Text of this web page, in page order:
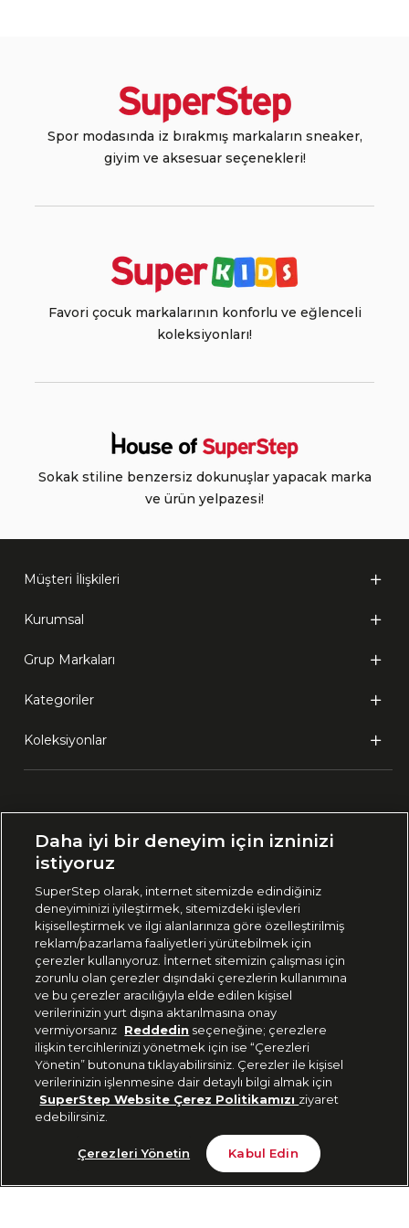
Tükendi
Spor modasında iz bırakmış markaların sneaker,
giyim ve aksesuar seçenekleri!
Favori çocuk markalarının konforlu ve eğlenceli
koleksiyonları!
Sokak stiline benzersiz dokunuşlar yapacak marka
ve ürün yelpazesi!
Müşteri İlişkileri
Kurumsal
Grup Markaları
Kategoriler
Koleksiyonlar
🇹🇷 Türkiye
444 37 36
Uygulamadan Takip Edin
Bizi Takip Edin
Daha iyi bir deneyim için izninizi
istiyoruz
SuperStep olarak, internet sitemizde edindiğiniz
deneyiminizi iyileştirmek, sitemizdeki işlevleri
kişiselleştirmek ve ilgi alanlarınıza göre özelleştirilmiş
reklam/pazarlama faaliyetleri yürütebilmek için
çerezler kullanıyoruz. İnternet sitemizin çalışması için
zorunlu olan çerezler dışındaki çerezlerin kullanımına
ve bu çerezler aracılığıyla elde edilen kişisel
verilerinizin yurt dışına aktarılmasına onay
vermiyorsanız Reddedin seçeneğine; çerezlere
ilişkin tercihlerinizi yönetmek için ise “Çerezleri
Yönetin” butonuna tıklayabilirsiniz. Çerezler ile kişisel
verilerinizin işlenmesine dair detaylı bilgi almak için
SuperStep Website Çerez Politikamızı ziyaret
edebilirsiniz.
Çerezleri Yönetin Kabul Edin